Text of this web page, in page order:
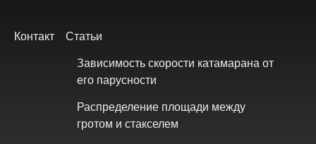
menu
Контакт
Статьи
Зависимость скорости катамарана от
его парусности
Распределение площади между
гротом и стакселем